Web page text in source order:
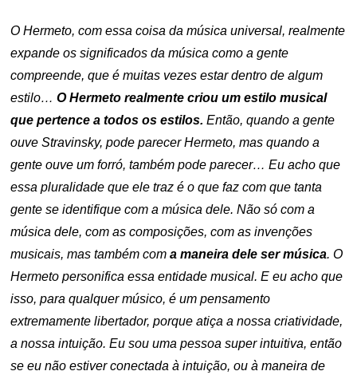
O Hermeto, com essa coisa da música universal, realmente
expande os significados da música como a gente
compreende, que é muitas vezes estar dentro de algum
estilo…O Hermeto realmente criou um estilo musical
que pertence a todos os estilos. Então, quando a gente
ouve Stravinsky, pode parecer Hermeto, mas quando a
gente ouve um forró, também pode parecer… Eu acho que
essa pluralidade que ele traz é o que faz com que tanta
gente se identifique com a música dele. Não só com a
música dele, com as composições, com as invenções
musicais, mas também coma maneira dele ser música. O
Hermeto personifica essa entidade musical. E eu acho que
isso, para qualquer músico, é um pensamento
extremamente libertador, porque atiça a nossa criatividade,
a nossa intuição. Eu sou uma pessoa super intuitiva, então
se eu não estiver conectada à intuição, ou à maneira de